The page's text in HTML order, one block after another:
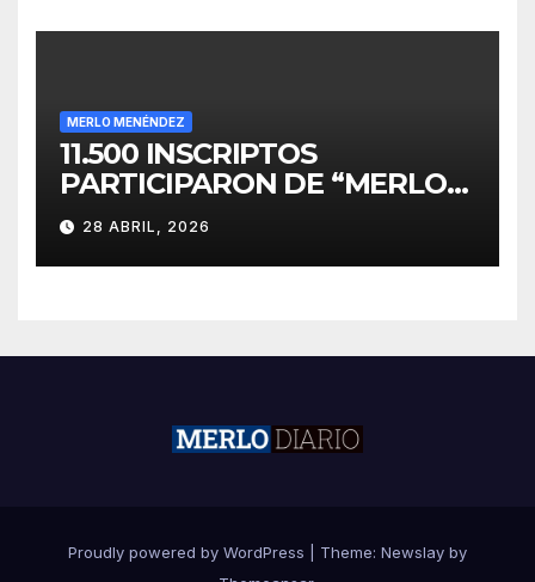
MERLO MENÉNDEZ
11.500 INSCRIPTOS
PARTICIPARON DE “MERLO
CORRE POR MALVINAS”
28 ABRIL, 2026
Proudly powered by WordPress Theme: Newslay by